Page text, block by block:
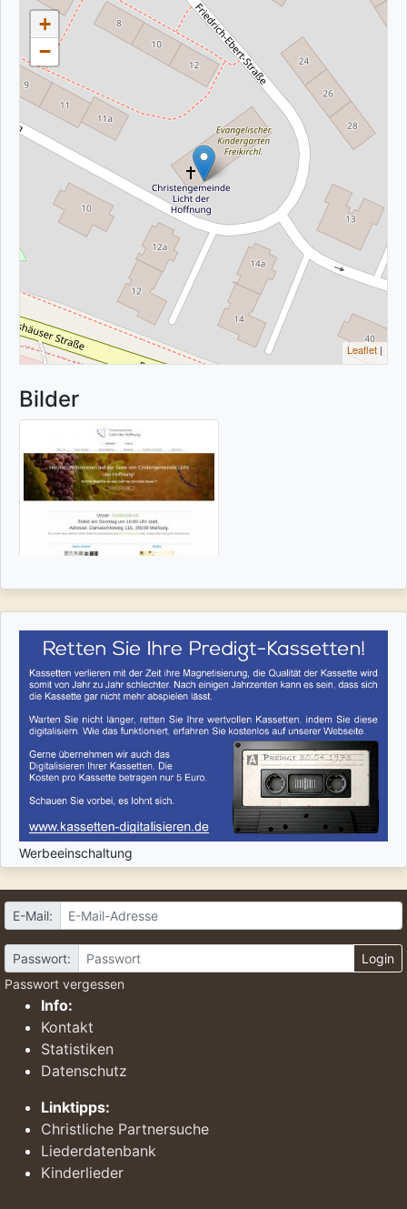
+
−
Leaflet |
Bilder
Werbeeinschaltung
E-Mail:
Passwort:
Login
Passwort vergessen
Info:
Kontakt
Statistiken
Datenschutz
Linktipps:
Christliche Partnersuche
Liederdatenbank
Kinderlieder